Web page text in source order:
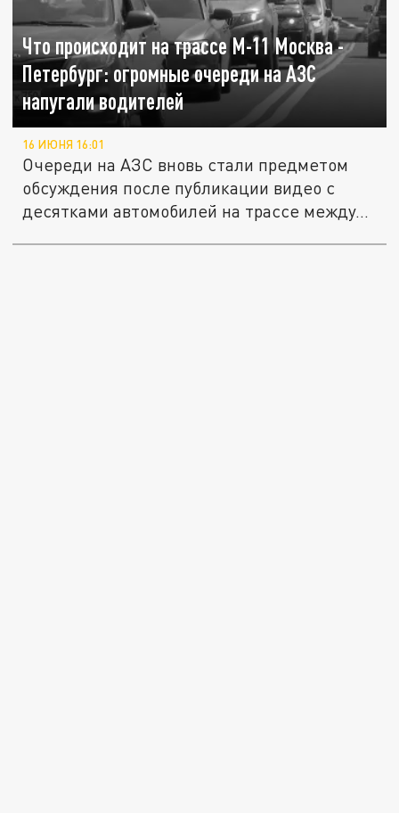
Что происходит на трассе М-11 Москва -
Петербург: огромные очереди на АЗС
напугали водителей
16 ИЮНЯ 16:01
Очереди на АЗС вновь стали предметом
обсуждения после публикации видео с
десятками автомобилей на трассе между...